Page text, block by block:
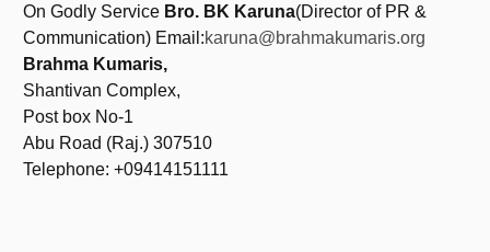
On Godly Service Bro. BK Karuna(Director of PR &
Communication) Email:karuna@brahmakumaris.org
Brahma Kumaris,
Shantivan Complex,
Post box No-1
Abu Road (Raj.) 307510
Telephone: +09414151111